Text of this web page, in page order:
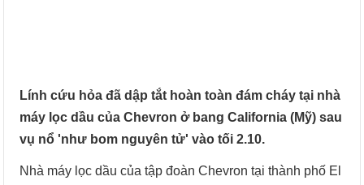
Lính cứu hỏa đã dập tắt hoàn toàn đám cháy tại nhà
máy lọc dầu của Chevron ở bang California (Mỹ) sau
vụ nổ 'như bom nguyên tử' vào tối 2.10.
Nhà máy lọc dầu của tập đoàn Chevron tại thành phố El